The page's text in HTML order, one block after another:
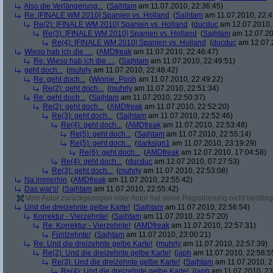
Also die Verlängerung... (Sajhtam am 11.07.2010, 22:36:45)
Re: [FINALE WM 2010] Spanien vs. Holland (Sajhtam am 11.07.2010,
Re(2): [FINALE WM 2010] Spanien vs. Holland (ducduc am
Re(3): [FINALE WM 2010] Spanien vs. Holland (Sajhtam am
Re(4): [FINALE WM 2010] Spanien vs. Holland (ducduc am
Wieso hab ich die .... (AMDfreak am 11.07.2010, 22:46:47)
Re: Wieso hab ich die .... (Sajhtam am 11.07.2010, 22:49:51)
geht doch... (muhrly am 11.07.2010, 22:48:42)
Re: geht doch... (Winnie_Pooh am 11.07.2010, 22:49:22)
Re(2): geht doch... (muhrly am 11.07.2010, 22:51:34)
Re: geht doch... (Sajhtam am 11.07.2010, 22:50:37)
Re(2): geht doch... (AMDfreak am 11.07.2010, 22:52:20)
Re(3): geht doch... (Sajhtam am 11.07.2010, 22:52:46)
Re(4): geht doch... (AMDfreak am 11.07.2010, 22:53:48)
Re(5): geht doch... (Sajhtam am 11.07.2010, 22:55:14)
Re(5): geht doch... (darksign1 am 11.07.2010, 23:19:29)
Re(6): geht doch... (AMDfreak am 12.07.2010, 17:04:58)
Re(4): geht doch... (ducduc am 12.07.2010, 07:27:53)
Re(3): geht doch... (muhrly am 11.07.2010, 22:53:08)
Na immerhin (AMDfreak am 11.07.2010, 22:55:42)
Das war's! (Sajhtam am 11.07.2010, 22:55:42)
Vom Autor zurückgezogen oder Autor hat seine Registrierung nicht
Und die dreizehnte gelbe Karte! (Sajhtam am 11.07.2010, 22:56:54)
Korrektur - Vierzehnte! (Sajhtam am 11.07.2010, 22:57:20)
Re: Korrektur - Vierzehnte! (AMDfreak am 11.07.2010, 22:57:31)
Fünfzehnte! (Sajhtam am 11.07.2010, 23:00:21)
Re: Und die dreizehnte gelbe Karte! (muhrly am 11.07.2010, 22:57:39)
Re(2): Und die dreizehnte gelbe Karte! (japh am 11.07.2010,
Re(3): Und die dreizehnte gelbe Karte! (Sajhtam am 11.07.2010,
Re(4): Und die dreizehnte gelbe Karte! (japh am 11.07.2010,